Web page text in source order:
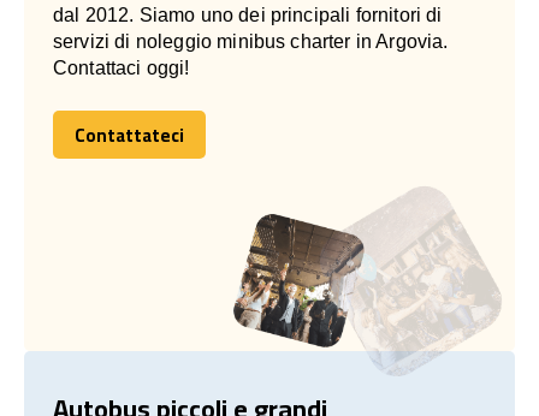
dal 2012. Siamo uno dei principali fornitori di
servizi di noleggio minibus charter in Argovia.
Contattaci oggi!
Contattateci
Contattateci